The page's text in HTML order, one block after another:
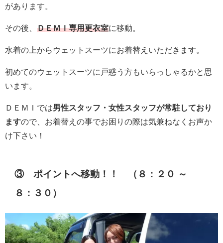
があります。
その後、 ＤＥＭＩ専用更衣室に移動。
水着の上からウェットスーツにお着替えいただきます。
初めてのウェットスーツに戸惑う方もいらっしゃるかと思
います。
ＤＥＭＩでは男性スタッフ・女性スタッフが常駐しており
ますので、お着替えの事でお困りの際は気兼ねなくお声か
け下さい！
③ ポイントへ移動！！ （８：２０ ～
８：３０）